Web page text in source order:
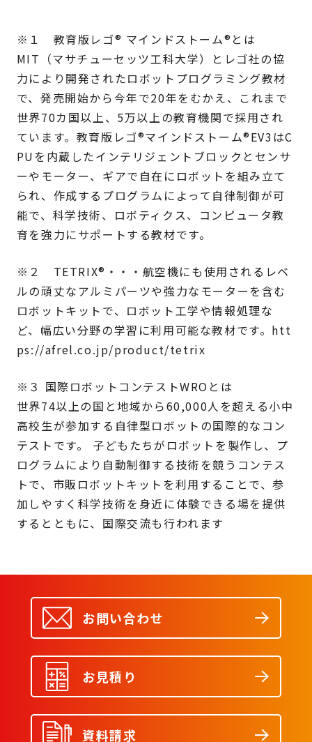
※１ 教育版レゴ® マインドストーム®とは
MIT（マサチューセッツ工科大学）とレゴ社の協
力により開発されたロボットプログラミング教材
で、発売開始から今年で20年をむかえ、これまで
世界70カ国以上、5万以上の教育機関で採用され
ています。教育版レゴ®マインドストーム®EV3はC
PUを内蔵したインテリジェントブロックとセンサ
ーやモーター、ギアで自在にロボットを組み立て
られ、作成するプログラムによって自律制御が可
能で、科学技術、ロボティクス、コンピュータ教
育を強力にサポートする教材です。
※２ TETRIX®・・・航空機にも使用されるレベ
ルの頑丈なアルミパーツや強力なモーターを含む
ロボットキットで、ロボット工学や情報処理な
ど、幅広い分野の学習に利用可能な教材です。htt
ps://afrel.co.jp/product/tetrix
※３ 国際ロボットコンテストWROとは
世界74以上の国と地域から60,000人を超える小中
高校生が参加する自律型ロボットの国際的なコン
テストです。 子どもたちがロボットを製作し、プ
ログラムにより自動制御する技術を競うコンテス
トで、市販ロボットキットを利用することで、参
加しやすく科学技術を身近に体験できる場を提供
するとともに、国際交流も行われます
お問い合わせ
お見積り
資料請求